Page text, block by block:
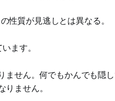
性質が見逃しとは異なる。
ます。
ません。何でもかんでも隠
ません。